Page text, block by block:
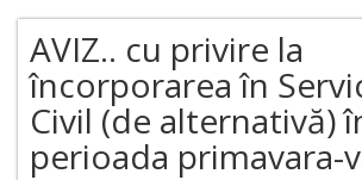
AVIZ.. cu privire la
încorporarea în
Civil (de alternativă)
perioada primavara-